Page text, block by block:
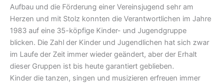
Aufbau und die Förderung einer Vereinsjugend sehr am
Herzen und mit Stolz konnten die Verantwortlichen im Jahre
1983 auf eine 35-köpfige Kinder- und Jugendgruppe
blicken. Die Zahl der Kinder und Jugendlichen hat sich zwar
im Laufe der Zeit immer wieder geändert, aber der Erhalt
dieser Gruppen ist bis heute garantiert geblieben.
Kinder die tanzen, singen und musizieren erfreuen immer